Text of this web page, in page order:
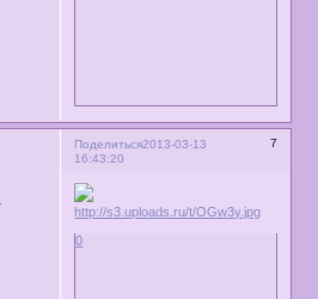
Поделиться 7
2013-03-13
16:43:20
0